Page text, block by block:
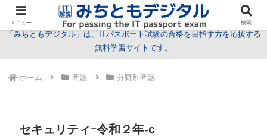
試験情報 学習方法 用語 問題 特集 お問い合わせ
「みちともデジタル」は、ITパスポート試験の合格を目指す方を応援する
無料学習サイトです。
ホーム 問題 分野別問題
セキュリティｰ令和２年-c
メニュー 検索